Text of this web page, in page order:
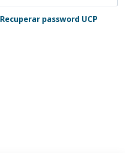
Recuperar password UCP